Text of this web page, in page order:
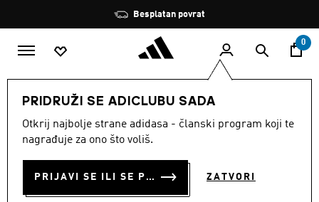
Zaustavi
rotaciju
Besplatan povrat
0
PRIDRUŽI SE ADICLUBU SADA
Otkrij najbolje strane adidasa - članski program koji te
nagrađuje za ono što voliš.
PRIJAVI SE ILI SE PRIDRUŽI SADA ZATVORI
Dodaci
DJEČJA ŠILTERICA FC
BAYERN MÜNCHEN